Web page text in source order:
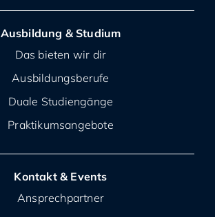
Ausbildung & Studium
Das bieten wir dir
Ausbildungsberufe
Duale Studiengänge
Praktikumsangebote
Kontakt & Events
Ansprechpartner